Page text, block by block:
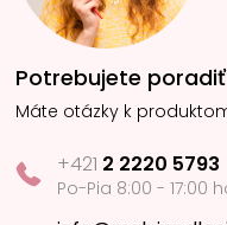
Potrebujete
Máte otázky k
+421 2 2220 5793
Po-Pia 8:00 - 17:00